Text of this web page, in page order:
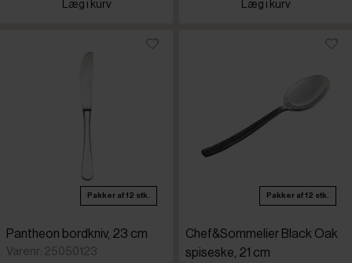
Læg i kurv
Læg i kurv
Pakker af 12 stk.
Pantheon bordkniv, 23 cm
Varenr: 25050123
Pakker af 12 stk.
Chef&Sommelier Black Oak
spiseske, 21 cm